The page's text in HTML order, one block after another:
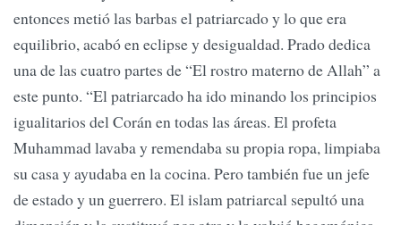
entonces metió las barbas el patriarcado y lo que era
equilibrio, acabó en eclipse y desigualdad. Prado dedica
una de las cuatro partes de “El rostro materno de Allah” a
este punto. “El patriarcado ha ido minando los principios
igualitarios del Corán en todas las áreas. El profeta
Muhammad lavaba y remendaba su propia ropa, limpiaba
su casa y ayudaba en la cocina. Pero también fue un jefe
de estado y un guerrero. El islam patriarcal sepultó una